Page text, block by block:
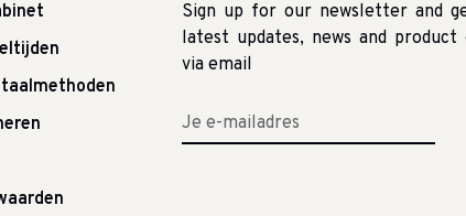
Sign up for our newsletter and
latest updates, news and product
via email